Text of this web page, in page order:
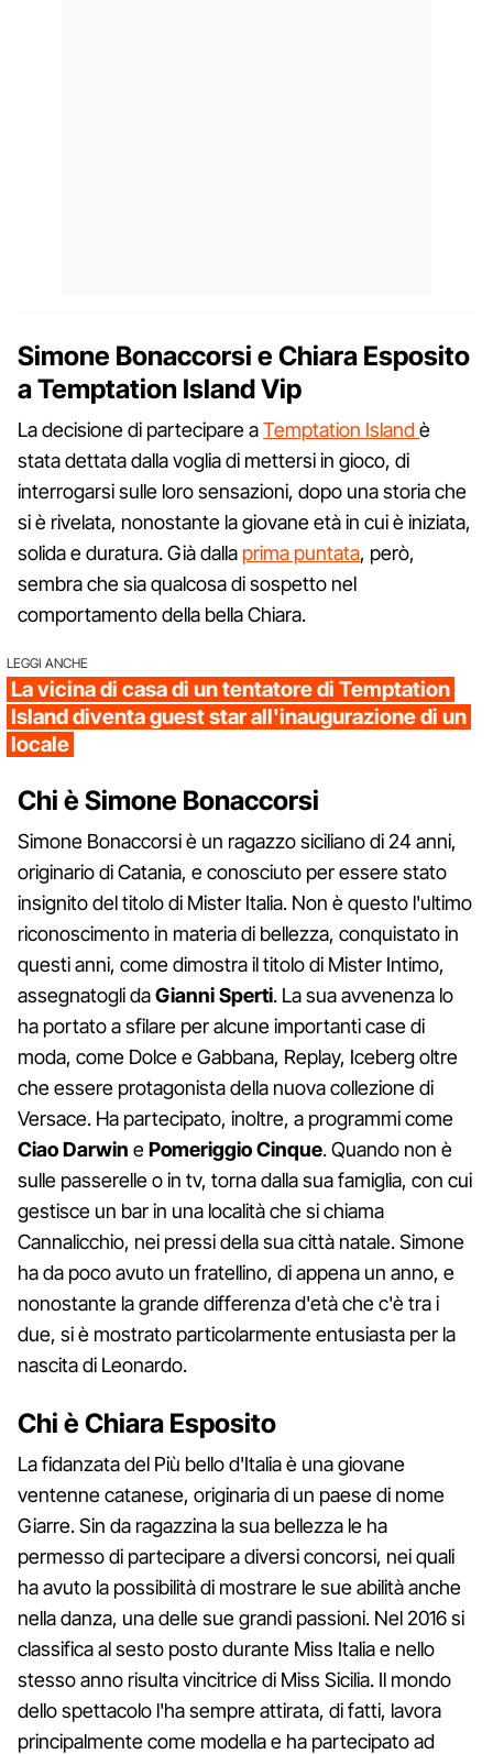
Simone Bonaccorsi e Chiara Esposito
a Temptation Island Vip
La decisione di partecipare aTemptation Islandè
stata dettata dalla voglia di mettersi in gioco, di
interrogarsi sulle loro sensazioni, dopo una storia che
si è rivelata, nonostante la giovane età in cui è iniziata,
solida e duratura. Già dalla prima puntata, però,
sembra che sia qualcosa di sospetto nel
comportamento della bella Chiara.
LEGGI ANCHE
La vicina di casa di un tentatore di Temptation
Island diventa guest star all'inaugurazione di un
locale
Chi è Simone Bonaccorsi
Simone Bonaccorsi è un ragazzo siciliano di 24 anni,
originario di Catania, e conosciuto per essere stato
insignito del titolo di Mister Italia. Non è questo l'ultimo
riconoscimento in materia di bellezza, conquistato in
questi anni, come dimostra il titolo di Mister Intimo,
assegnatogli daGianni Sperti. La sua avvenenza lo
ha portato a sfilare per alcune importanti case di
moda, come Dolce e Gabbana, Replay, Iceberg oltre
che essere protagonista della nuova collezione di
Versace. Ha partecipato, inoltre, a programmi come
Ciao Darwin ePomeriggio Cinque. Quando non è
sulle passerelle o in tv, torna dalla sua famiglia, con cui
gestisce un bar in una località che si chiama
Cannalicchio, nei pressi della sua città natale. Simone
ha da poco avuto un fratellino, di appena un anno, e
nonostante la grande differenza d'età che c'è tra i
due, si è mostrato particolarmente entusiasta per la
nascita di Leonardo.
Chi è Chiara Esposito
La fidanzata del Più bello d'Italia è una giovane
ventenne catanese, originaria di un paese di nome
Giarre. Sin da ragazzina la sua bellezza le ha
permesso di partecipare a diversi concorsi, nei quali
ha avuto la possibilità di mostrare le sue abilità anche
nella danza, una delle sue grandi passioni. Nel 2016 si
classifica al sesto posto durante Miss Italia e nello
stesso anno risulta vincitrice di Miss Sicilia. Il mondo
dello spettacolo l'ha sempre attirata, di fatti, lavora
principalmente come modella e ha partecipato ad